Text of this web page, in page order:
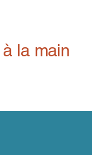
la main